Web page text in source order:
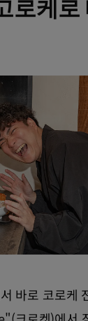
로케로
바로 코로케